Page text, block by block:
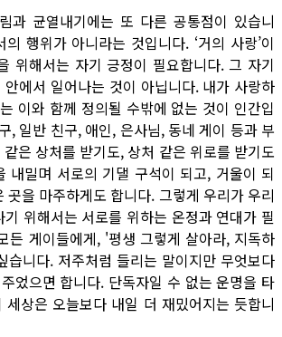
과 균열내기에는 또 다른 공통점이 있습니
행위가 아니라는 것입니다. ‘거의 사랑’이
위해서는 자기 긍정이 필요합니다. 그 자기
에서 일어나는 것이 아닙니다. 내가 사랑하
이와 함께 정의될 수밖에 없는 것이 인간입
, 일반 친구, 애인, 은사님, 동네 게이 등과 부
은 상처를 받기도, 상처 같은 위로를 받기도
내밀며 서로의 기댈 구석이 되고, 거울이 되
곳을 마주하게도 합니다. 그렇게 우리가 우리
위해서는 서로를 위하는 온정과 연대가 필
든 게이들에게, '평생 그렇게 살아라, 지독하
습니다. 저주처럼 들리는 말이지만 무엇보다
었으면 합니다. 단독자일 수 없는 운명을 타
상은 오늘보다 내일 더 재밌어지는 듯합니